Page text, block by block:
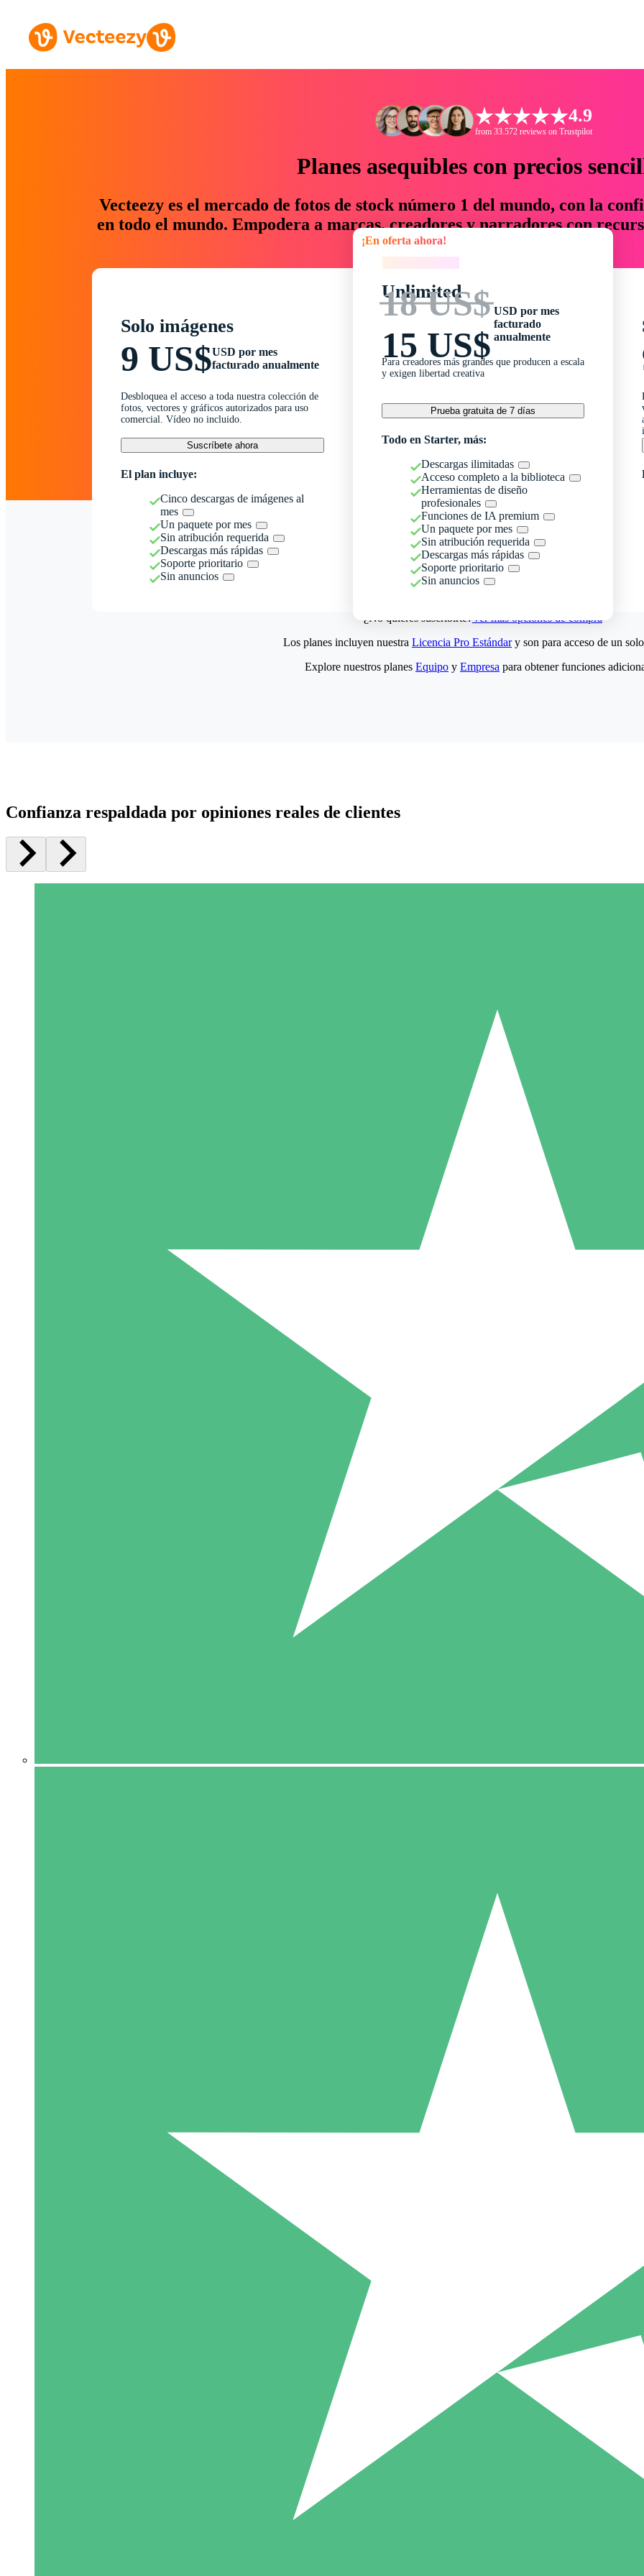
4.9
from 33.572 reviews on Trustpilot
Planes asequibles con precios
Vecteezy es el mercado de fotos de stock número 1 del mundo, con la
en todo el mundo. Empodera a marcas, creadores y narradores con
un 76 % en tiempo y presupuesto.
Solo imágenes
9 US$USD por mes
facturado anualmente
Desbloquea el acceso a toda nuestra colección de
fotos, vectores y gráficos autorizados para uso
comercial. Vídeo no incluido.
Suscríbete ahora
El plan incluye:
Cinco descargas de imágenes al
mes
Un paquete por mes
Sin atribución requerida
Descargas más rápidas
Soporte prioritario
Sin anuncios
¡En oferta ahora!
Unlimited
18 US$
15 US$
USD por mes
facturado
anualmente
Para creadores más grandes que producen a escala
y exigen libertad creativa
Prueba gratuita de 7 días
Todo en Starter, más:
Descargas ilimitadas
Acceso completo a la biblioteca
Herramientas de diseño
profesionales
Funciones de IA premium
Un paquete por mes
Sin atribución requerida
Descargas más rápidas
Soporte prioritario
Sin anuncios
¿No quieres suscribirte?Ver más opciones de compra
5 Descargas
15
Los planes incluyen nuestra Licencia Pro Estándary son para acceso de un
Explore nuestros planes Equipo y Empresa para obtener funciones
Confianza respaldada por opiniones reales de clientes